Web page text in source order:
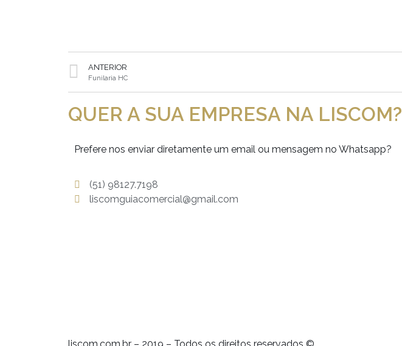
ANTERIOR
Funilaria HC
QUER A SUA EMPRESA NA LISCOM?
Prefere nos enviar diretamente um email ou mensagem no Whatsapp?
(51) 98127.7198
liscomguiacomercial@gmail.com